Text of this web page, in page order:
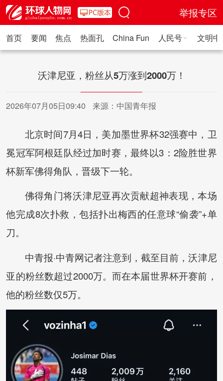
举报专区
首页 要闻 焦点 热面孔 China Fun 人民号 文明
沃津尼亚，粉丝从5万涨到2000万！
2026年07月05日09:40 来源：中国青年报
北京时间7月4日，美加墨世界杯32强赛中，卫
冕冠军阿根廷队经过加时赛，最终以3：2险胜世界
杯新军佛得角队，晋级下一轮。
佛得角门将沃津尼亚再次贡献超神表现，本场
他完成8次扑救，包括扑出梅西的任意球“偷袭”+单
刀。
中青报·中青网记者注意到，截至目前，沃津尼
亚的粉丝数超过2000万。而在本届世界杯开赛前，
他的粉丝数仅5万。